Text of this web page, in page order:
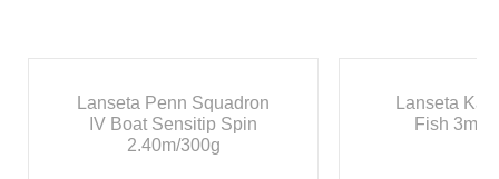
Lanseta Penn Squadron
IV Boat Sensitip Spin
2.40m/300g
Lanseta
Fish 3m/